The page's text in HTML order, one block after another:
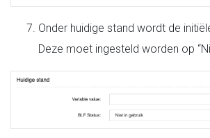
Onder huidige stand wordt de
Deze moet ingesteld worden op